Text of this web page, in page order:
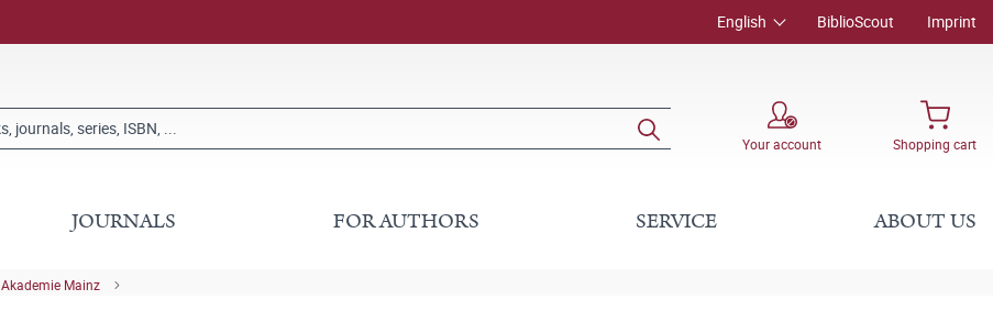
English BiblioScout Imprint
Your account Shopping cart
JOURNALS FOR AUTHORS SERVICE ABOUT US
Akademie Mainz